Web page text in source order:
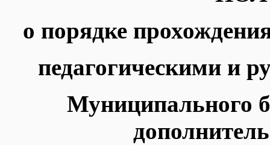
о порядке
педагогическими и
Муниципального